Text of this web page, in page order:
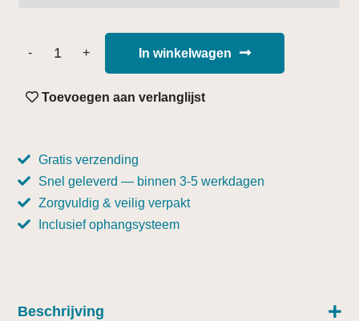
In winkelwagen
Toevoegen aan verlanglijst
Gratis verzending
Snel geleverd — binnen 3-5 werkdagen
Zorgvuldig & veilig verpakt
Inclusief ophangsysteem
Beschrijving